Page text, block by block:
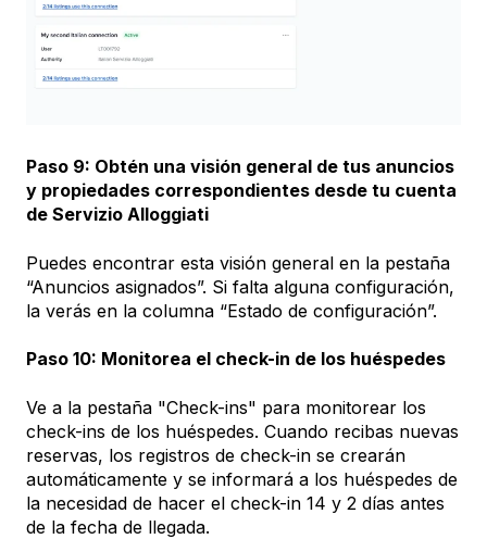
Paso 9: Obtén una visión general de tus anuncios
y propiedades correspondientes desde tu cuenta
de Servizio Alloggiati
Puedes encontrar esta visión general en la pestaña
“Anuncios asignados”. Si falta alguna configuración,
la verás en la columna “Estado de configuración”.
Paso 10: Monitorea el check-in de los huéspedes
Ve a la pestaña "Check-ins" para monitorear los
check-ins de los huéspedes. Cuando recibas nuevas
reservas, los registros de check-in se crearán
automáticamente y se informará a los huéspedes de
la necesidad de hacer el check-in 14 y 2 días antes
de la fecha de llegada.